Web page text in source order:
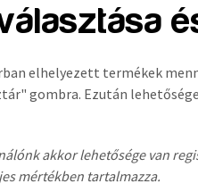
elhelyezett termékek
gombra. Ezután
akkor lehetősége van
mértékben tartalmazza.